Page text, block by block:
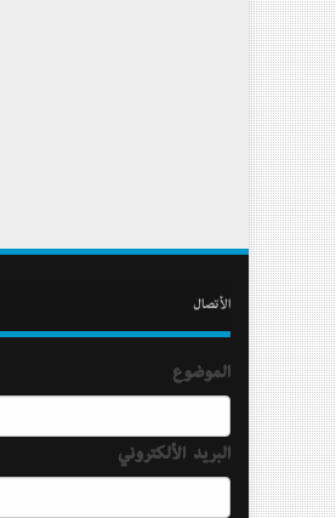
الأتصال
الموضوع
البريد الألكتروني